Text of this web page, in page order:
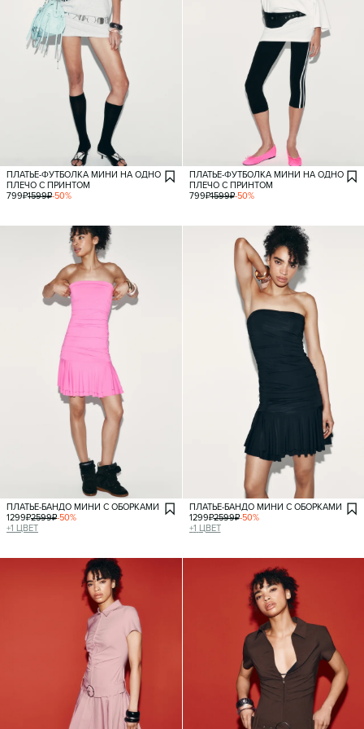
ПЛАТЬЕ-ФУТБОЛКА МИНИ НА ОДНО
ПЛЕЧО С ПРИНТОМ
799₽1599₽-50%
ПЛАТЬЕ-ФУТБОЛКА МИНИ НА ОДНО
ПЛЕЧО С ПРИНТОМ
799₽1599₽-50%
ПЛАТЬЕ-БАНДО МИНИ С ОБОРКАМИ
1299₽2599₽-50%
+1 ЦВЕТ
ПЛАТЬЕ-БАНДО МИНИ С ОБОРКАМИ
1299₽2599₽-50%
+1 ЦВЕТ